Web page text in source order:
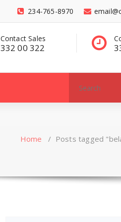
234-765-8970
Contact Sales
332 00 322
for:
Home / Posts tagged